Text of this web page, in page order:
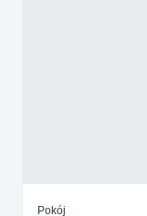
Pokój